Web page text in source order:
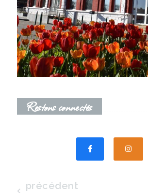
Restons connectés
Précédent
précédent